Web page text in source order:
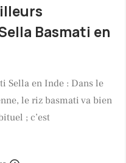
Basmati en
Sella en Inde : Dans le
le riz basmati va bien
; c’est